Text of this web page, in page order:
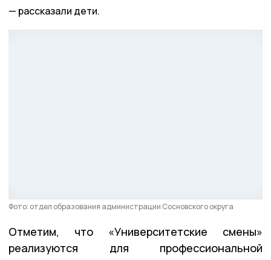
рассказали дети.
Фото: отдел образования администрации Сосновского округа
Отметим, что «Университетские смены»
реализуются для профессиональной